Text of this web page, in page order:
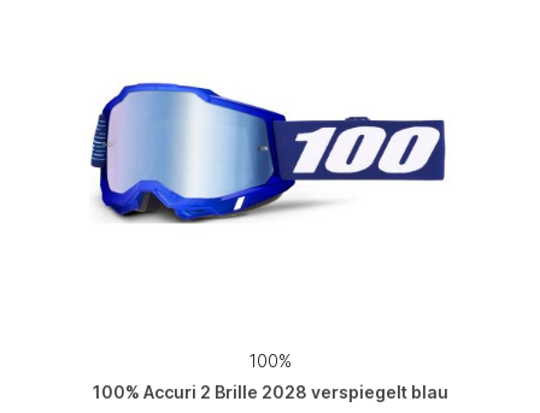
100%
100% Accuri 2 Brille 2028 verspiegelt blau